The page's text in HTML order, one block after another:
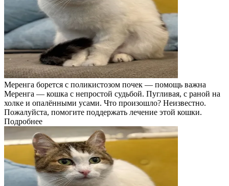
Меренга борется с поликистозом почек — помощь важна
Меренга — кошка с непростой судьбой. Пугливая, с раной на
холке и опалёнными усами. Что произошло? Неизвестно.
Пожалуйста, помогите поддержать лечение этой кошки.
Подробнее